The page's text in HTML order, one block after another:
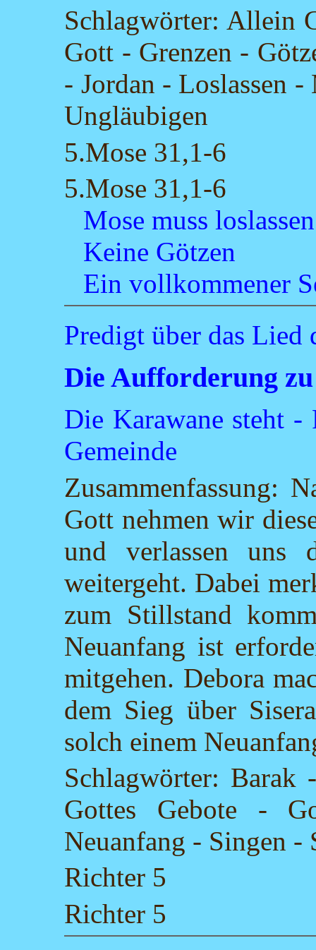
Schlagwörter: Allein
Gott - Grenzen -
- Jordan - Loslassen
Ungläubigen
5.Mose 31,1-6
5.Mose 31,1-6
Mose muss loslassen
Keine Götzen
Ein vollkommener
Predigt über das Lied
Die Aufforderung
Die Karawane steht -
Gemeinde
Zusammenfassung:
Gott nehmen wir
und verlassen uns
weitergeht. Dabei
zum Stillstand
Neuanfang ist
mitgehen. Debora
dem Sieg über
solch einem
Schlagwörter: Barak
Gottes Gebote -
Neuanfang - Singen
Richter 5
Richter 5